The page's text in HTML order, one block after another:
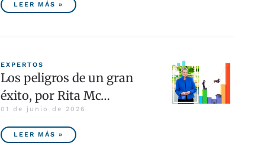
LEER MÁS »
EXPERTOS
Los peligros de un gran
éxito, por Rita Mc…
01 de junio de 2026
LEER MÁS »